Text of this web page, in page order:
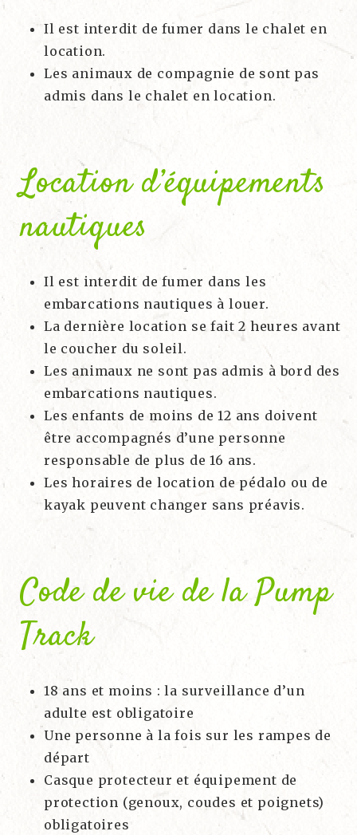
Il est interdit de fumer dans le chalet en
location.
Les animaux de compagnie de sont pas
admis dans le chalet en location.
Location d’équipements
nautiques
Il est interdit de fumer dans les
embarcations nautiques à louer.
La dernière location se fait 2 heures avant
le coucher du soleil.
Les animaux ne sont pas admis à bord des
embarcations nautiques.
Les enfants de moins de 12 ans doivent
être accompagnés d’une personne
responsable de plus de 16 ans.
Les horaires de location de pédalo ou de
kayak peuvent changer sans préavis.
Code de vie de la Pump
Track
18 ans et moins : la surveillance d’un
adulte est obligatoire
Une personne à la fois sur les rampes de
départ
Casque protecteur et équipement de
protection (genoux, coudes et poignets)
obligatoires